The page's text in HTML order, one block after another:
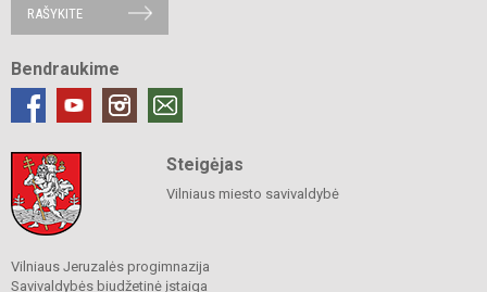
RAŠYKITE
Bendraukime
Steigėjas
Vilniaus miesto savivaldybė
Vilniaus Jeruzalės progimnazija
Savivaldybės biudžetinė įstaiga